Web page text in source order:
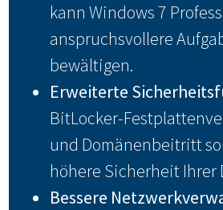
kann Windows 7
anspruchsvollere
bewältigen.
Erweiterte
BitLocker-
und Domänenbeitritt
höhere Sicherheit Ihrer
Bessere